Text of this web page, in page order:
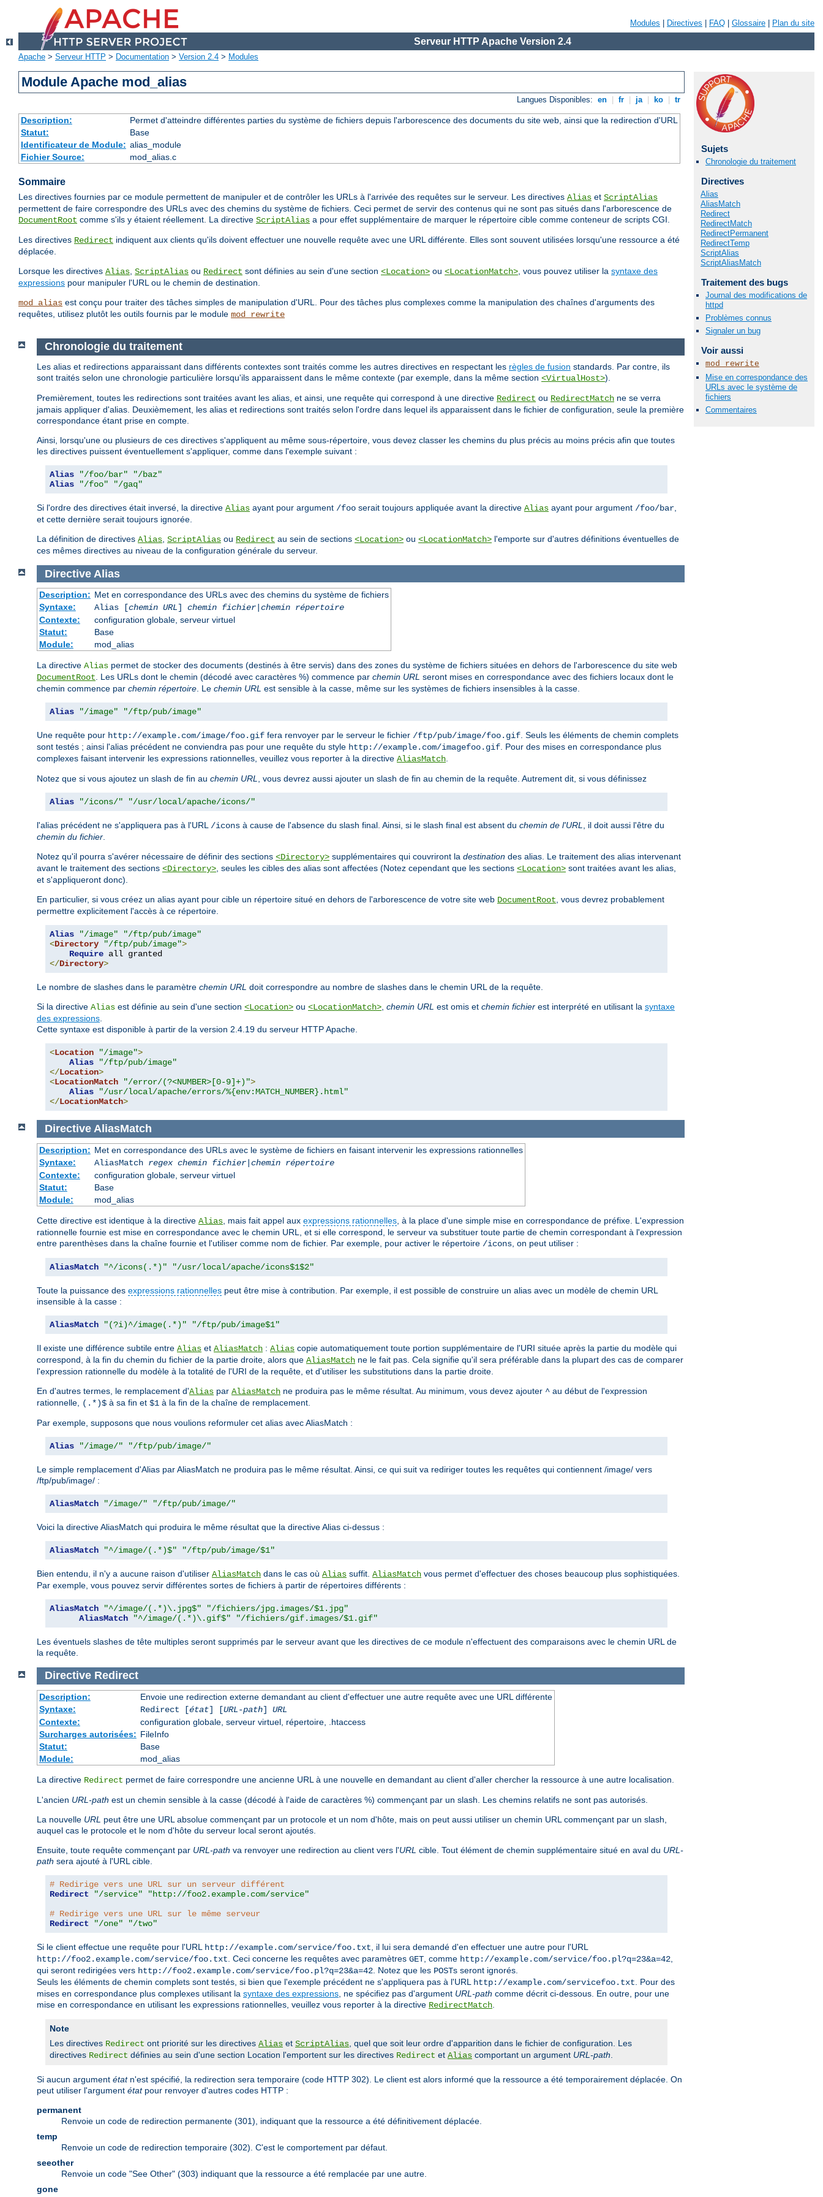
Modules Directives FAQ Glossaire Plan du site
Serveur HTTP Apache Version 2.4
Apache > Serveur HTTP > Documentation > Version 2.4 > Modules
Module Apache mod_alias
Langues Disponibles: en fr ja ko tr
Description:
Permet d'atteindre différentes parties du système de fichiers depuis l'arborescence des documents du site web, ainsi que la redirection d'URL
Statut:
Base
Identificateur de Module: alias_module
Fichier Source:
mod_alias.c
Sommaire
Les directives fournies par ce module permettent de manipuler et de contrôler les URLs à l'arrivée des requêtes sur le serveur. Les directives Alias et ScriptAlias
permettent de faire correspondre des URLs avec des chemins du système de fichiers. Ceci permet de servir des contenus qui ne sont pas situés dans l'arborescence de
DocumentRoot comme s'ils y étaient réellement. La directive ScriptAlias a pour effet supplémentaire de marquer le répertoire cible comme conteneur de scripts CGI.
Les directives Redirect indiquent aux clients qu'ils doivent effectuer une nouvelle requête avec une URL différente. Elles sont souvent utilisées lorsqu'une ressource a été
déplacée.
Lorsque les directives Alias, ScriptAlias ou Redirect sont définies au sein d'une section <Location> ou <LocationMatch>, vous pouvez utiliser la syntaxe des
expressions pour manipuler l'URL ou le chemin de destination.
mod_alias est conçu pour traiter des tâches simples de manipulation d'URL. Pour des tâches plus complexes comme la manipulation des chaînes d'arguments des
requêtes, utilisez plutôt les outils fournis par le module mod_rewrite
Sujets
Chronologie du traitement
Directives
Alias
AliasMatch
Redirect
RedirectMatch
RedirectPermanent
RedirectTemp
ScriptAlias
ScriptAliasMatch
Traitement des bugs
Journal des modifications de
httpd
Problèmes connus
Signaler un bug
Voir aussi
mod_rewrite
Mise en correspondance des
URLs avec le système de
fichiers
Commentaires
Chronologie du traitement
Les alias et redirections apparaissant dans différents contextes sont traités comme les autres directives en respectant les règles de fusion standards. Par contre, ils
sont traités selon une chronologie particulière lorsqu'ils apparaissent dans le même contexte (par exemple, dans la même section <VirtualHost>).
Premièrement, toutes les redirections sont traitées avant les alias, et ainsi, une requête qui correspond à une directive Redirect ou RedirectMatch ne se verra
jamais appliquer d'alias. Deuxièmement, les alias et redirections sont traités selon l'ordre dans lequel ils apparaissent dans le fichier de configuration, seule la première
correspondance étant prise en compte.
Ainsi, lorsqu'une ou plusieurs de ces directives s'appliquent au même sous-répertoire, vous devez classer les chemins du plus précis au moins précis afin que toutes
les directives puissent éventuellement s'appliquer, comme dans l'exemple suivant :
Alias "/foo/bar"
"/baz"
Alias
"/foo" "/gaq"
Si l'ordre des directives était inversé, la directive Alias ayant pour argument /foo serait toujours appliquée avant la directive Alias ayant pour argument /foo/bar
et cette dernière serait toujours ignorée.
La définition de directives Alias ScriptAlias ou Redirect au sein de sections <Location> ou <LocationMatch> l'emporte sur d'autres définitions éventuelles de
ces mêmes directives au niveau de la configuration générale du serveur.
Directive Alias
Description: Met en correspondance des URLs avec des chemins du système de fichiers
Syntaxe:
Alias [chemin URL] chemin fichier| chemin répertoire
Contexte:
configuration globale, serveur virtuel
Statut:
Base
Module:
mod_alias
La directive Alias permet de stocker des documents (destinés à être servis) dans des zones du système de fichiers situées en dehors de l'arborescence du site web
DocumentRoot. Les URLs dont le chemin (décodé avec caractères %) commence par chemin URL seront mises en correspondance avec des fichiers locaux dont le
chemin commence par chemin répertoire. Le chemin URL est sensible à la casse, même sur les systèmes de fichiers insensibles à la casse.
Alias "/image" "/ftp/pub/image"
Une requête pour http://example.com/image/foo.gif fera renvoyer par le serveur le fichier /ftp/pub/image/foo.gif. Seuls les éléments de chemin complets
sont testés ; ainsi l'alias précédent ne conviendra pas pour une requête du style http://example.com/imagefoo.gif. Pour des mises en correspondance plus
complexes faisant intervenir les expressions rationnelles, veuillez vous reporter à la directive AliasMatch.
Notez que si vous ajoutez un slash de fin au chemin URL, vous devrez aussi ajouter un slash de fin au chemin de la requête. Autrement dit, si vous définissez
Alias "/icons/" "/usr/local/apache/icons/"
l'alias précédent ne s'appliquera pas à l'URL /icons à cause de l'absence du slash final. Ainsi, si le slash final est absent du chemin de l'URL, il doit aussi l'être du
chemin du fichier.
Notez qu'il pourra s'avérer nécessaire de définir des sections <Directory> supplémentaires qui couvriront la destination des alias. Le traitement des alias intervenant
avant le traitement des sections <Directory>, seules les cibles des alias sont affectées (Notez cependant que les sections <Location> sont traitées avant les alias,
et s'appliqueront donc).
En particulier, si vous créez un alias ayant pour cible un répertoire situé en dehors de l'arborescence de votre site web DocumentRoot, vous devrez probablement
permettre explicitement l'accès à ce répertoire.
Alias "/image"
"/ftp/pub/image"
<Directory "/ftp/pub/image">
Require
</Directory>
Le nombre de slashes dans le paramètre chemin URL doit correspondre au nombre de slashes dans le chemin URL de la requête.
Si la directive Alias est définie au sein d'une section <Location> ou <LocationMatch>, chemin URL est omis et chemin fichier est interprété en utilisant la syntaxe
des expressions.
Cette syntaxe est disponible à partir de la version 2.4.19 du serveur HTTP Apache.
<Location "/image">
Alias
"/ftp/pub/image"
</Location>
<LocationMatch "/error/(?<NUMBER>[0-9]+)">
Alias
"/usr/local/apache/errors/%{env:MATCH_NUMBER}.html"
</LocationMatch>
Directive AliasMatch
Description: Met en correspondance des URLs avec le système de fichiers en faisant intervenir les expressions rationnelles
Syntaxe:
AliasMatch regex chemin fichier| chemin répertoire
Contexte:
configuration globale, serveur virtuel
Statut:
Base
Module:
mod_alias
Cette directive est identique à la directive Alias , mais fait appel aux expressions rationnelles , à la place d'une simple mise en correspondance de préfixe. L'expression
rationnelle fournie est mise en correspondance avec le chemin URL, et si elle correspond, le serveur va substituer toute partie de chemin correspondant à l'expression
entre parenthèses dans la chaîne fournie et l'utiliser comme nom de fichier. Par exemple, pour activer le répertoire /icons , on peut utiliser :
AliasMatch "^/icons(.*)" "/usr/local/apache/icons$1$2"
Toute la puissance des expressions rationnelles peut être mise à contribution. Par exemple, il est possible de construire un alias avec un modèle de chemin URL
insensible à la casse :
AliasMatch "(?i)^/image(.*)" "/ftp/pub/image$1"
Il existe une différence subtile entre Alias et AliasMatch : Alias copie automatiquement toute portion supplémentaire de l'URI située après la partie du modèle qui
correspond, à la fin du chemin du fichier de la partie droite, alors que AliasMatch ne le fait pas. Cela signifie qu'il sera préférable dans la plupart des cas de comparer
l'expression rationnelle du modèle à la totalité de l'URI de la requête, et d'utiliser les substitutions dans la partie droite.
En d'autres termes, le remplacement d'Alias par AliasMatch ne produira pas le même résultat. Au minimum, vous devez ajouter ^ au début de l'expression
rationnelle,
(.*)$ à sa fin et $1 à la fin de la chaîne de remplacement.
Par exemple, supposons que nous voulions reformuler cet alias avec AliasMatch :
Alias "/image/" "/ftp/pub/image/"
Le simple remplacement d'Alias par AliasMatch ne produira pas le même résultat. Ainsi, ce qui suit va rediriger toutes les requêtes qui contiennent /image/ vers
/ftp/pub/image/ :
AliasMatch "/image/" "/ftp/pub/image/"
Voici la directive AliasMatch qui produira le même résultat que la directive Alias ci-dessus :
AliasMatch "^/image/(.*)$" "/ftp/pub/image/$1"
Bien entendu, il n'y a aucune raison d'utiliser AliasMatch dans le cas où Alias suffit. AliasMatch vous permet d'effectuer des choses beaucoup plus sophistiquées.
Par exemple, vous pouvez servir différentes sortes de fichiers à partir de répertoires différents :
AliasMatch "^/image/(.*)\.jpg$"
"/fichiers/jpg.images/$1.jpg"
AliasMatch
"^/image/(.*)\.gif$" "/fichiers/gif.images/$1.gif"
Les éventuels slashes de tête multiples seront supprimés par le serveur avant que les directives de ce module n'effectuent des comparaisons avec le chemin URL de
la requête.
Directive Redirect
Description:
Envoie une redirection externe demandant au client d'effectuer une autre requête avec une URL différente
Syntaxe:
Redirect [état] [URL-path] URL
Contexte:
configuration globale, serveur virtuel, répertoire, .htaccess
Surcharges autorisées: FileInfo
Statut:
Base
Module:
mod_alias
La directive Redirect permet de faire correspondre une ancienne URL à une nouvelle en demandant au client d'aller chercher la ressource à une autre localisation.
L'ancien URL-path est un chemin sensible à la casse (décodé à l'aide de caractères %) commençant par un slash. Les chemins relatifs ne sont pas autorisés.
La nouvelle URL peut être une URL absolue commençant par un protocole et un nom d'hôte, mais on peut aussi utiliser un chemin URL commençant par un slash,
auquel cas le protocole et le nom d'hôte du serveur local seront ajoutés.
Ensuite, toute requête commençant par URL-path va renvoyer une redirection au client vers l'URL cible. Tout élément de chemin supplémentaire situé en aval du URL-
path sera ajouté à l'URL cible.
# Redirige vers une URL sur un serveur différent
Redirect
"/service"
"http://foo2.example.com/service"
# Redirige vers une URL sur le même serveur
Redirect
"/one" "/two"
Si le client effectue une requête pour l'URL http://example.com/service/foo.txt , il lui sera demandé d'en effectuer une autre pour l'URL
http://foo2.example.com/service/foo.txt . Ceci concerne les requêtes avec paramètres GET , comme http://example.com/service/foo.pl?q=23&a=42
qui seront redirigées vers http://foo2.example.com/service/foo.pl?q=23&a=42 . Notez que les POSTs seront ignorés.
Seuls les éléments de chemin complets sont testés, si bien que l'exemple précédent ne s'appliquera pas à l'URL
http://example.com/servicefoo.txt . Pour des
mises en correspondance plus complexes utilisant la syntaxe des expressions , ne spécifiez pas d'argument URL-path comme décrit ci-dessous. En outre, pour une
mise en correspondance en utilisant les expressions rationnelles, veuillez vous reporter à la directive RedirectMatch
Note
Les directives Redirect ont priorité sur les directives Alias et ScriptAlias , quel que soit leur ordre d'apparition dans le fichier de configuration. Les
directives Redirect définies au sein d'une section Location l'emportent sur les directives Redirect et Alias comportant un argument URL-path
Si aucun argument étatn'est spécifié, la redirection sera temporaire (code HTTP 302). Le client est alors informé que la ressource a été temporairement déplacée. On
peut utiliser l'argument étatpour renvoyer d'autres codes HTTP :
permanent
Renvoie un code de redirection permanente (301), indiquant que la ressource a été définitivement déplacée.
temp
Renvoie un code de redirection temporaire (302). C'est le comportement par défaut.
seeother
Renvoie un code "See Other" (303) indiquant que la ressource a été remplacée par une autre.
gone